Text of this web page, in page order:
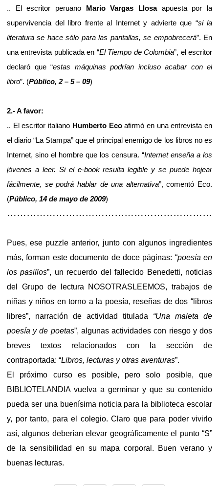
.. El escritor peruano
Mario Vargas Llosaapuesta por la
supervivencia del libro frente al Internet y advierte que “si la
literatura se hace sólo para las pantallas, se empobrecerá”. En
una entrevista publicada en “El Tiempo de Colombia”, el escritor
declaró que “estas máquinas podrían incluso acabar con el
libro”. (Público, 2 – 5 – 09)
2.- A favor:
.. El escritor italiano Humberto Ecoafirmó en una entrevista en
el diario “La Stampa” que el principal enemigo de los libros no es
Internet, sino el hombre que los censura. “Internet enseña a los
jóvenes a leer. Si el e-book resulta legible y se puede hojear
fácilmente, se podrá hablar de una alternativa”, comentó Eco.
(Público, 14 de mayo de 2009)
Pues, ese puzzle anterior, junto con algunos ingredientes
más, forman este documento de doce páginas: “poesía en
los pasillos”, un recuerdo del fallecido Benedetti, noticias
del Grupo de lectura NOSOTRASLEEMOS, trabajos de
niñas y niños en torno a la poesía, reseñas de dos “libros
libres”, narración de actividad titulada “Una maleta de
poesía y de poetas”, algunas actividades con riesgo y dos
breves textos relacionados con la sección de
contraportada: “Libros, lecturas y otras aventuras”.
El próximo curso es posible, pero solo posible, que
BIBLIOTELANDIA vuelva a germinar y que su contenido
pueda ser una buenísima noticia para la biblioteca escolar
y, por tanto, para el colegio. Claro que para poder vivirlo
así, algunos deberían elevar geográficamente el punto “S”
de la sensibilidad en su mapa corporal. Buen verano y
buenas lecturas.